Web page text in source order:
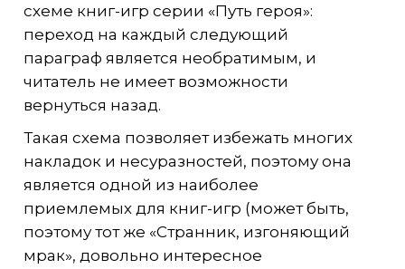
схеме книг-игр серии «Путь героя»:
переход на каждый следующий
параграф является необратимым, и
читатель не имеет возможности
вернуться назад.
Такая схема позволяет избежать многих
накладок и несуразностей, поэтому она
является одной из наиболее
приемлемых для книг-игр (может быть,
поэтому тот же «Странник, изгоняющий
мрак», довольно интересное